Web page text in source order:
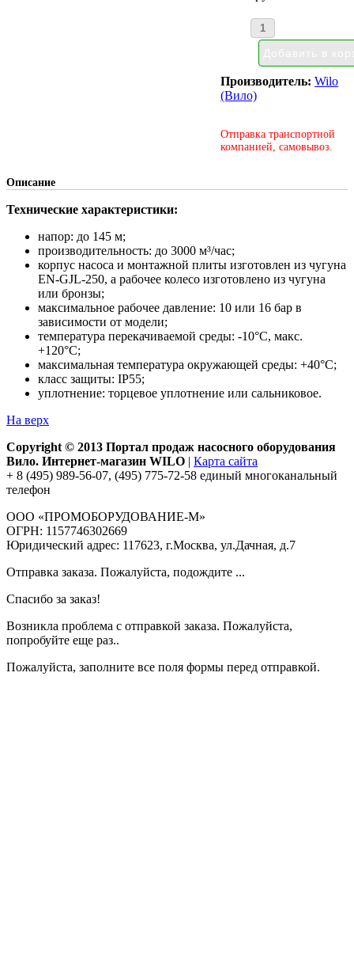
Производитель:Wilo
(Вило)
Отправка транспортной
компанией, самовывоз.
Описание
Технические характеристики:
напор: до 145 м;
производительность: до 3000 м³/час;
корпус насоса и монтажной плиты изготовлен из чугуна
EN-GJL-250, а рабочее колесо изготовлено из чугуна
или бронзы;
максимальное рабочее давление: 10 или 16 бар в
зависимости от модели;
температура перекачиваемой среды: -10°С, макс.
+120°С;
максимальная температура окружающей среды: +40°С;
класс защиты: IP55;
уплотнение: торцевое уплотнение или сальниковое.
На верх
Copyright © 2013 Портал продаж насосного оборудования
Вило. Интернет-магазин WILO | Карта сайта
+ 8 (495) 989-56-07, (495) 775-72-58 единый многоканальный
телефон
ООО «ПРОМОБОРУДОВАНИЕ-М»
ОГРН: 1157746302669
Юридический адрес: 117623, г.Москва, ул.Дачная, д.7
Отправка заказа. Пожалуйста, подождите ...
Спасибо за заказ!
Возникла проблема с отправкой заказа. Пожалуйста,
попробуйте еще раз..
Пожалуйста, заполните все поля формы перед отправкой.